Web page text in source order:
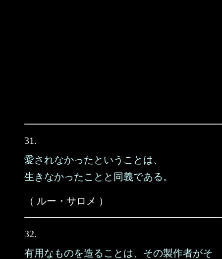
31.
愛されなかったということは、
生きなかったことと同義である。
（ ルー・サロメ ）
32.
有用なものを造ることは、その製作者がそ